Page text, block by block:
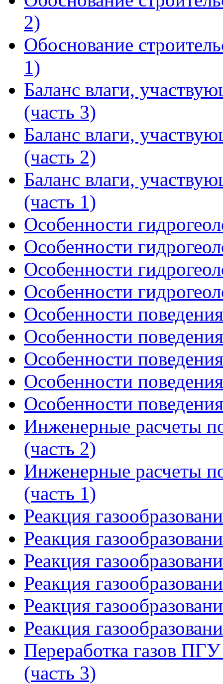
2)
Обоснование
1)
Баланс влаги,
(часть 3)
Баланс влаги,
(часть 2)
Баланс влаги,
(часть 1)
Особенности
Особенности
Особенности
Особенности
Особенности
Особенности
Особенности
Особенности
Особенности
Инженерные расчеты
(часть 2)
Инженерные расчеты
(часть 1)
Реакция
Реакция
Реакция
Реакция
Реакция
Реакция
Переработка газов
(часть 3)